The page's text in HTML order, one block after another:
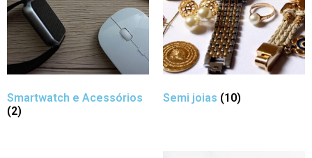
Smartwatch e Acessórios
(2)
Semi joias (10)